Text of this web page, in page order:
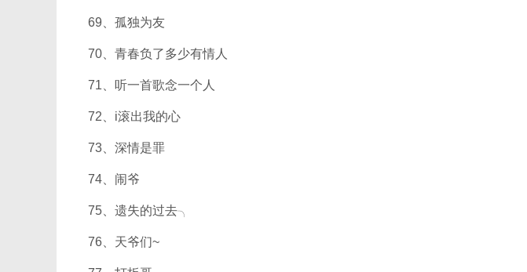
69、孤独为友
70、青春负了多少有情人
71、听一首歌念一个人
72、i滚出我的心
73、深情是罪
74、闹爷
75、遗失的过去╮
76、天爷们~